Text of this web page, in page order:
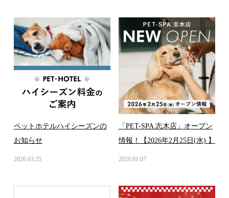
ペットホテルハイシーズンの
お知らせ
2026.03.25
「PET-SPA 志木店」オープン
情報！【2026年2月25日(水) 】
2026.01.07